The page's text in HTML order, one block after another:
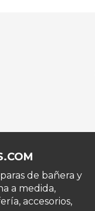
de bañera y
a medida,
accesorios,